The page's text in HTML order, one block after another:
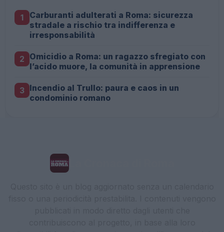
1
Carburanti adulterati a Roma: sicurezza
stradale a rischio tra indifferenza e
irresponsabilità
2 Omicidio a Roma: un ragazzo sfregiato con
l’acido muore, la comunità in apprensione
3 Incendio al Trullo: paura e caos in un
condominio romano